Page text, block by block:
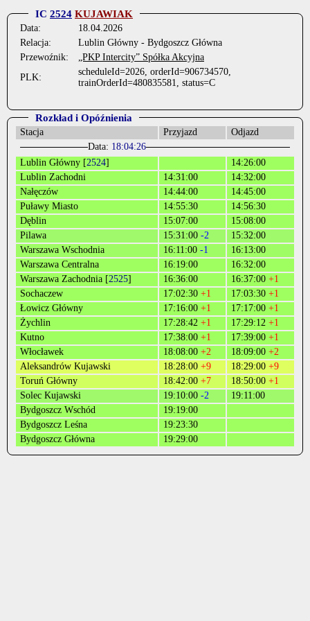
IC 2524 KUJAWIAK
Data:
18.04.2026
Relacja:
Lublin Główny - Bydgoszcz Główna
Przewoźnik:
„PKP Intercity” Spółka Akcyjna
PLK:
scheduleId=2026, orderId=906734570,
trainOrderId=480835581, status=C
Rozkład i Opóźnienia
Stacja Przyjazd
Odjazd
Data: 18:04:26
Lublin Główny [2524]
14:26:00
Lublin Zachodni
14:31:00
14:32:00
Nałęczów
14:44:00
14:45:00
Puławy Miasto
14:55:30
14:56:30
Dęblin
15:07:00
15:08:00
Pilawa
15:31:00 -2
15:32:00
Warszawa Wschodnia
16:11:00 -1
16:13:00
Warszawa Centralna
16:19:00
16:32:00
Warszawa Zachodnia [2525] 16:36:00 16:37:00 +1
Sochaczew
17:02:30 +1 17:03:30 +1
Łowicz Główny
17:16:00 +1 17:17:00 +1
Żychlin
17:28:42 +1 17:29:12 +1
Kutno
17:38:00 +1 17:39:00 +1
Włocławek
18:08:00 +2 18:09:00 +2
Aleksandrów Kujawski
18:28:00 +9 18:29:00 +9
Toruń Główny
18:42:00 +7 18:50:00 +1
Solec Kujawski
19:10:00 -2
19:11:00
Bydgoszcz Wschód
19:19:00
Bydgoszcz Leśna
19:23:30
Bydgoszcz Główna
19:29:00